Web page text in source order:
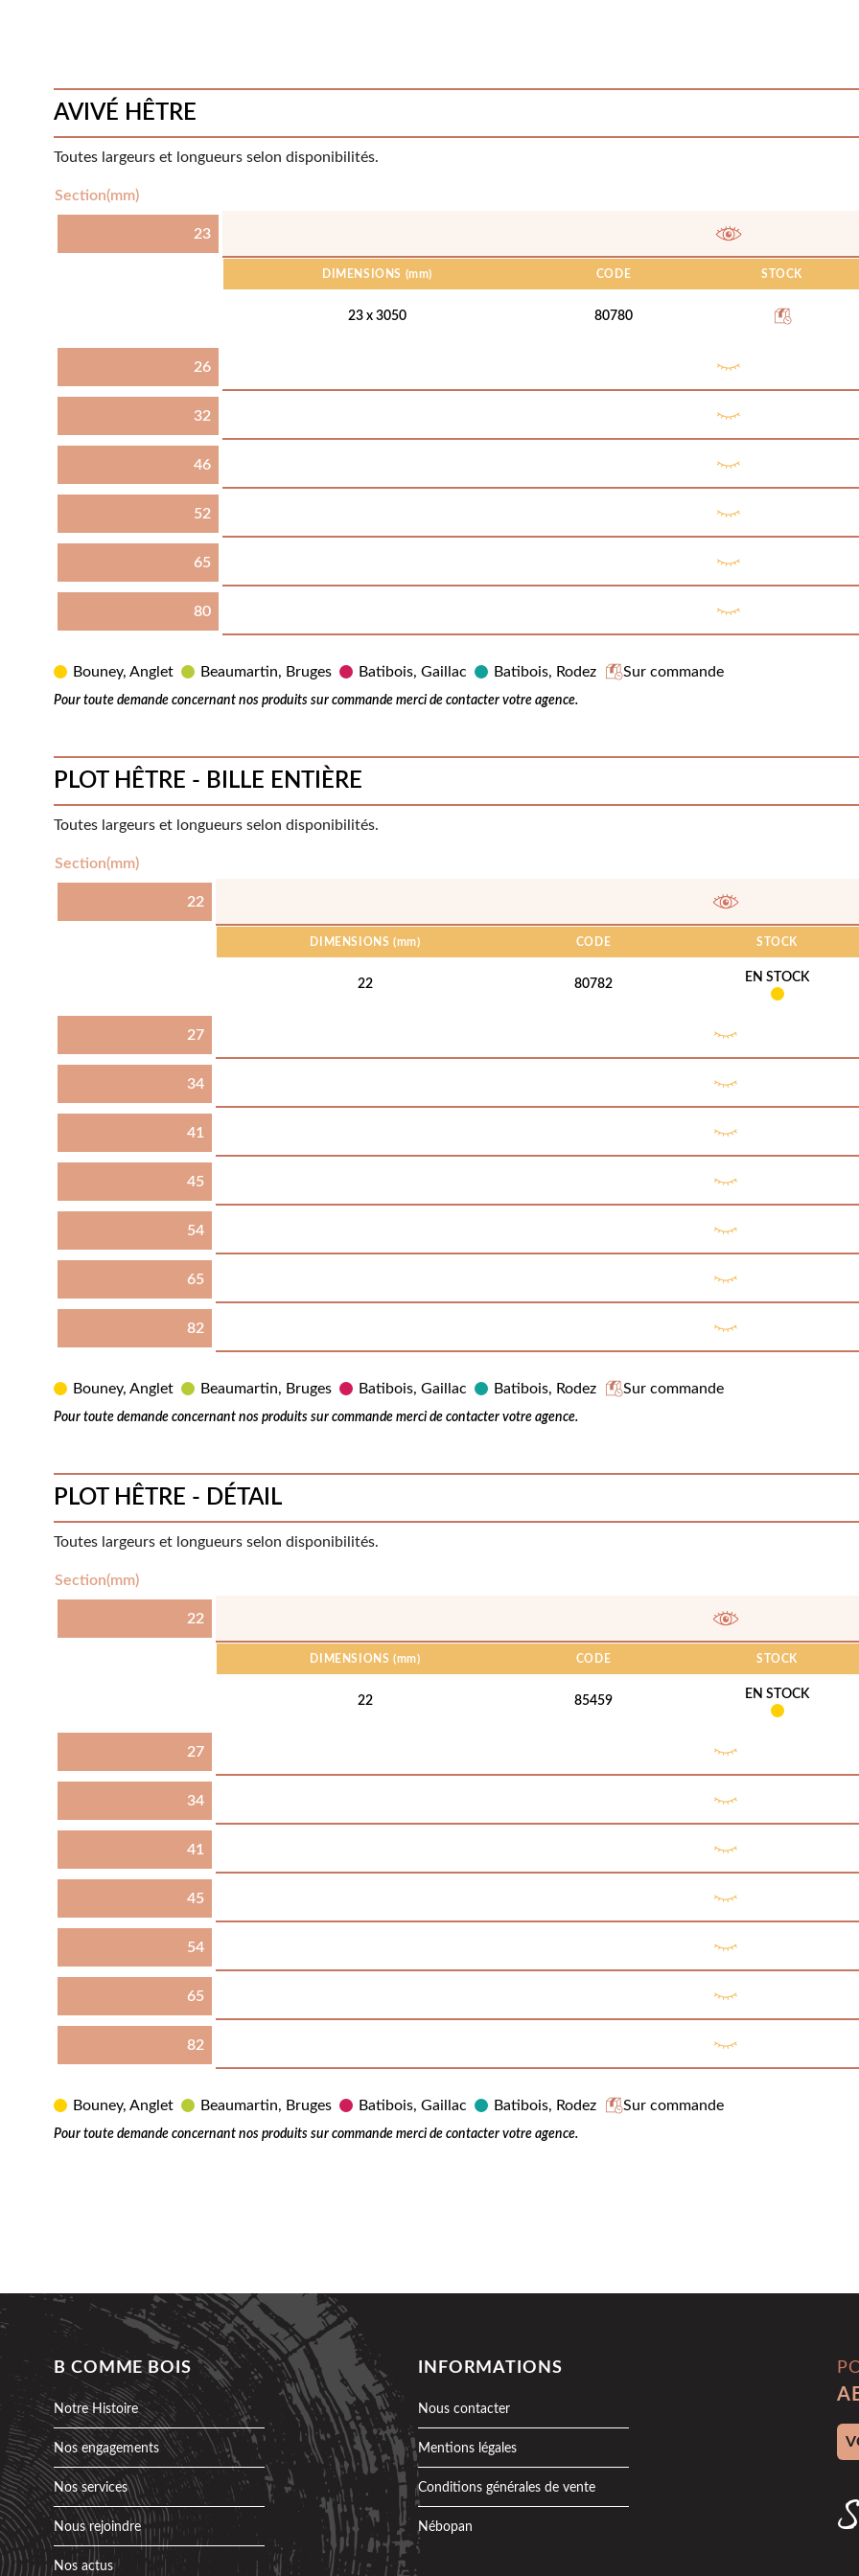
AVIVÉ HÊTRE
Toutes largeurs et longueurs selon disponibilités.
Section(mm)
23
DIMENSIONS (mm) CODE STOCK
23 x 3050 80780
26
32
46
52
65
80
Bouney, Anglet Beaumartin, Bruges Batibois, Gaillac Batibois, Rodez Sur commande
Pour toute demande concernant nos produits sur commande merci de contacter votre agence.
PLOT HÊTRE - BILLE ENTIÈRE
Toutes largeurs et longueurs selon disponibilités.
Section(mm)
22
DIMENSIONS(mm) CODE STOCK
22 80782 EN STOCK
27
34
41
45
54
65
82
Bouney, Anglet Beaumartin, Bruges Batibois, Gaillac Batibois, Rodez Sur commande
Pour toute demande concernant nos produits sur commande merci de contacter votre agence.
PLOT HÊTRE - DÉTAIL
Toutes largeurs et longueurs selon disponibilités.
Section(mm)
22
DIMENSIONS(mm) CODE STOCK
22 85459 EN STOCK
27
34
41
45
54
65
82
Bouney, Anglet Beaumartin, Bruges Batibois, Gaillac Batibois, Rodez Sur commande
Pour toute demande concernant nos produits sur commande merci de contacter votre agence.
B COMME BOIS
Notre Histoire
Nos engagements
Nos services
Nous rejoindre
Nos actus
INFORMATIONS
Nous contacter
Mentions légales
Conditions générales de vente
Nébopan